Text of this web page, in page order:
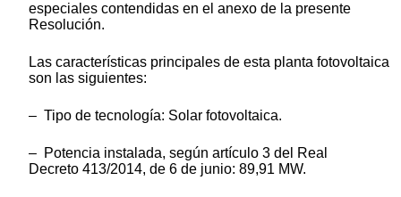
especiales contendidas en el anexo de la presente
Resolución.
Las características principales de esta planta fotovoltaica
son las siguientes:
– Tipo de tecnología: Solar fotovoltaica.
– Potencia instalada, según artículo 3 del Real
Decreto 413/2014, de 6 de junio: 89,91 MW.